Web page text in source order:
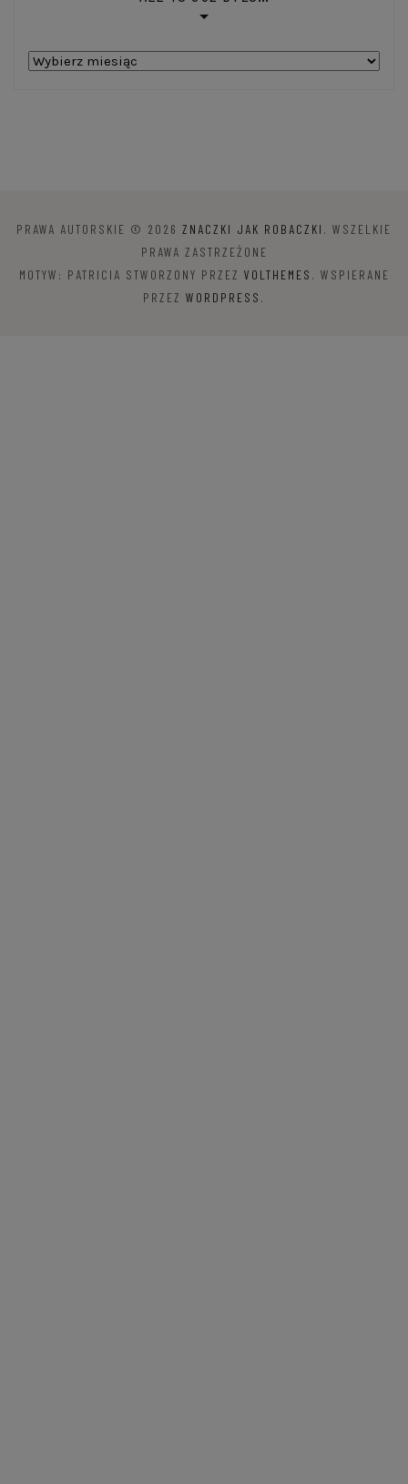
Ale
PRAWA AUTORSKIE © 2026 ZNACZKI JAK ROBACZKI . WSZELKIE
PRAWA ZASTRZEŻONE
MOTYW: PATRICIA STWORZONY PRZEZ VOLTHEMES . WSPIERANE
PRZEZ WORDPRESS .